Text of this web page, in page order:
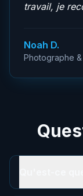
travail, je
Noah D.
Photographe